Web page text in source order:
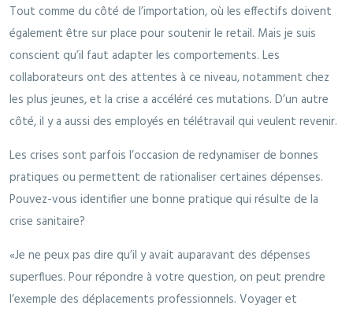
Tout comme du côté de l’importation, où les effectifs doivent
également être sur place pour soutenir le ­retail. Mais je suis
conscient qu’il faut adapter les comportements. Les
collaborateurs ont des attentes à ce niveau, notamment chez
les plus jeunes, et la crise a accéléré ces mutations. D’un autre
côté, il y a aussi des employés en télétravail qui veulent revenir.
Les crises sont parfois l’occasion de redyna­miser de bonnes
pratiques ou permettent de rationaliser certaines dépenses.
Pouvez-vous identifier une bonne pratique qui résulte de la
crise sanitaire?
«Je ne peux pas dire qu’il y avait auparavant des dépenses
superflues. Pour répondre à votre question, on peut prendre
l’exemple des déplacements professionnels. Voyager et